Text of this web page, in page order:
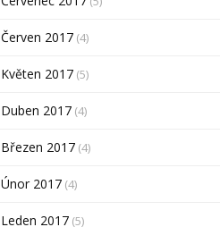
Červen 2017 (4)
Květen 2017 (5)
Duben 2017 (4)
Březen 2017 (4)
Únor 2017 (4)
Leden 2017 (5)